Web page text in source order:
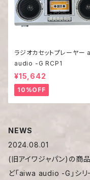
ラジオカセットプレーヤー
audio -G RCP1
¥15,642
10%OFF
NEWS
2024.08.01
(旧アイワジャパン)の商
ど「aiwa audio -G」シリ